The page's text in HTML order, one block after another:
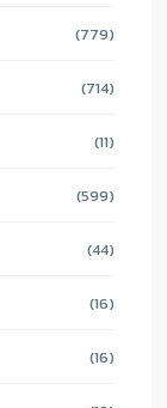
(779)
(714)
(11)
(599)
(44)
(16)
(16)